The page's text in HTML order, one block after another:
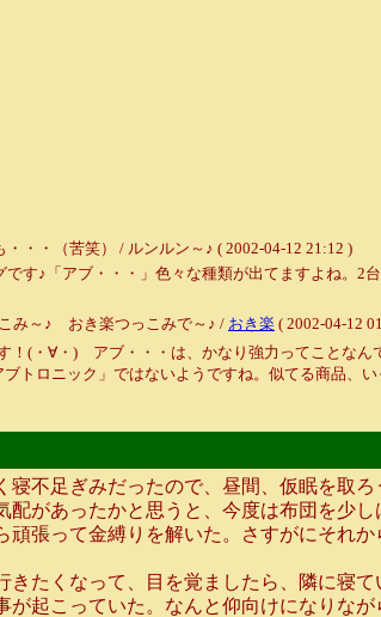
・・（苦笑） / ルンルン～♪ ( 2002-04-12 21:12 )
す♪「アブ・・・」色々な種類が出てますよね。2
み～♪ おき楽つっこみで～♪ / おき楽 ( 2002-04-12
！(・∀・) アブ・・・は、かなり強力ってことなん
トロニック」ではないようですね。似てる商品、
不足ぎみだったので、昼間、仮眠を取ろ
があったかと思うと、今度は布団を少
張って金縛りを解いた。さすがにそれ
たくなって、目を覚ましたら、隣に寝
起こっていた。なんと仰向けになりな